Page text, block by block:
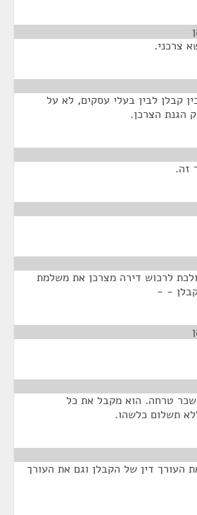
צרכני.
קבלן לבין בעלי עסקים, לא על
הגנת הצרכן.
זה.
לרכוש דירה מצרכן את משלמת
- -
טרחה. הוא מקבל את כל
תשלום כלשהו.
העורך דין של הקבלן וגם את העורך